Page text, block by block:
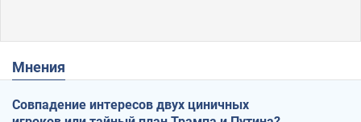
Мнения
Совпадение интересов двух циничных